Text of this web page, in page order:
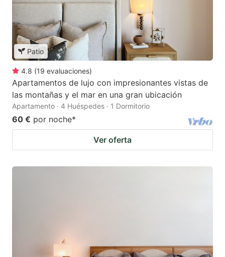
Patio
4.8 (19 evaluaciones)
Apartamentos de lujo con impresionantes vistas de
las montañas y el mar en una gran ubicación
Apartamento · 4 Huéspedes · 1 Dormitorio
60 € por noche*
Ver oferta